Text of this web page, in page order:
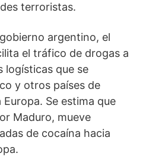
terroristas.
argentino, el
el tráfico de drogas a
logísticas que se
y otros países de
Se estima que
Maduro, mueve
de cocaína hacia